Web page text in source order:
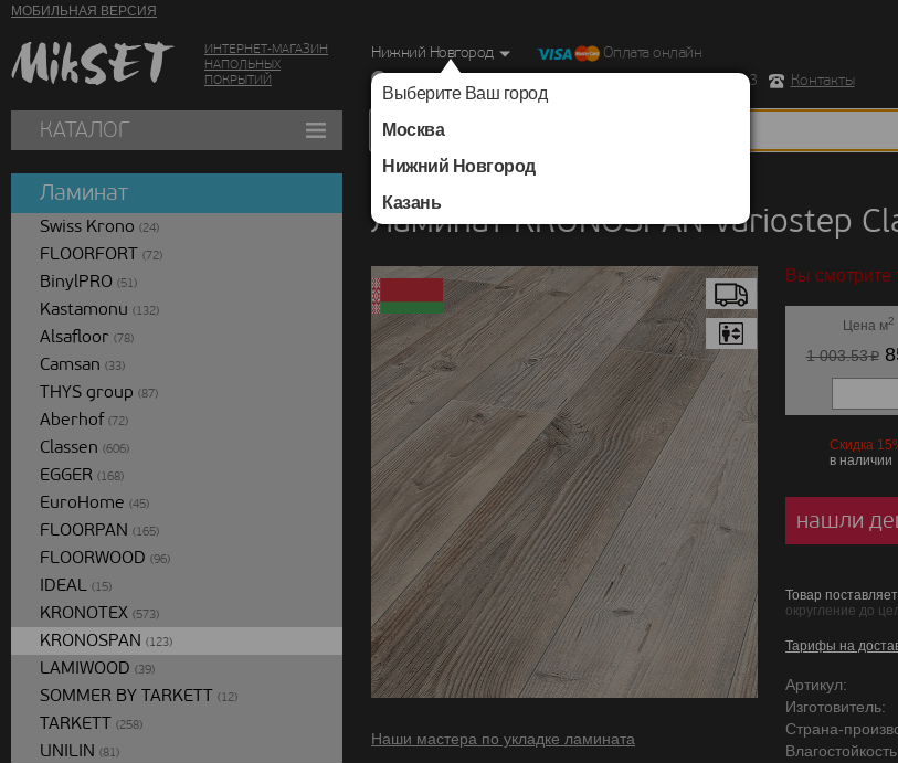
МОБИЛЬНАЯ ВЕРСИЯ
ИНТЕРНЕТ-МАГАЗИН
НАПОЛЬНЫХ
ПОКРЫТИЙ
Нижний Новгород
Выберите Ваш город
Москва
Нижний Новгород
Казань
Оплата онлайн
г. Нижний Новгород, Ул. Республиканская д.43 корпус 3
Контакты
КАТАЛОГ
Ламинат KRONOSPAN Variostep
Наши мастера по укладке ламината
Вы смотрите
Цена м2
1 003.53p
Скидка
в наличии
нашли
Товар
округление до
Тарифы на
Артикул:
Изготовитель:
Страна-
Ламинат
Swiss Krono (24)
FLOORFORT (72)
BinylPRO (51)
Kastamonu (132)
Alsafloor (78)
Camsan (33)
THYS group (87)
Aberhof (72)
Classen (606)
EGGER (168)
EuroHome (45)
FLOORPAN (165)
FLOORWOOD (96)
IDEAL (15)
KRONOTEX (573)
KRONOSPAN (123)
LAMIWOOD (39)
SOMMER BY TARKETT (12)
TARKETT (258)
UNILIN (81)